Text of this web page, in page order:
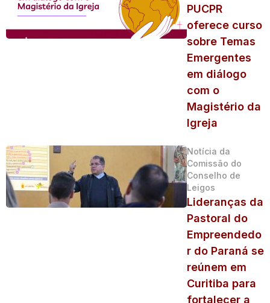
PUCPR
oferece curso
sobre Temas
Emergentes
em diálogo
com o
Magistério da
Igreja
Notícia da
Comissão do
Conselho de
Leigos
Lideranças da
Pastoral do
Empreendedo
r do Paraná se
reúnem em
Curitiba para
fortalecer a